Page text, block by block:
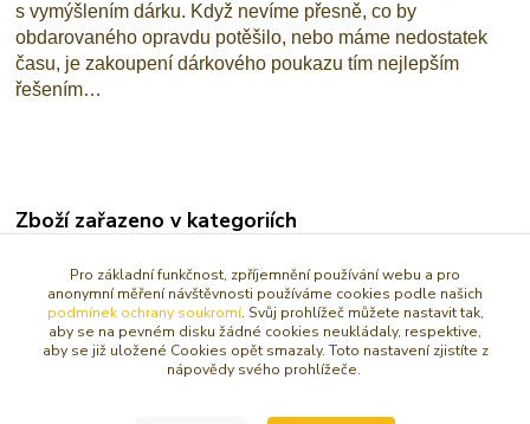
s vymýšlením dárku. Když nevíme přesně, co by
obdarovaného opravdu potěšilo, nebo máme nedostatek
času, je zakoupení dárkového poukazu tím nejlepším
řešením…
Zboží zařazeno v kategoriích
DOPLŇKY PRO FENG SHUI
KNIHY / VYKLÁDACÍ KARTY / CD
DÁRKOVÉ POUKAZY
Pro základní funkčnost, zpříjemnění používání webu a pro
anonymní měření návštěvnosti používáme cookies podle našich
podmínek ochrany soukromí. Svůj prohlížeč můžete nastavit tak,
aby se na pevném disku žádné cookies neukládaly, respektive,
aby se již uložené Cookies opět smazaly. Toto nastavení zjistíte z
nápovědy svého prohlížeče.